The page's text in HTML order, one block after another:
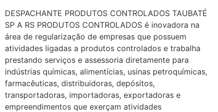
DESPACHANTE PRODUTOS CONTROLADOS TAUBATÉ
SP A RS PRODUTOS CONTROLADOS é inovadora na
área de regularização de empresas que possuem
atividades ligadas a produtos controlados e trabalha
prestando serviços e assessoria diretamente para
indústrias químicas, alimentícias, usinas petroquímicas,
farmacêuticas, distribuidoras, depósitos,
transportadoras, importadoras, exportadoras e
empreendimentos que exerçam atividades